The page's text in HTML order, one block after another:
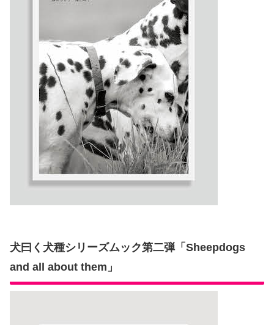
犬曰く犬種シリーズムック第二弾「Sheepdogs
and all about them」